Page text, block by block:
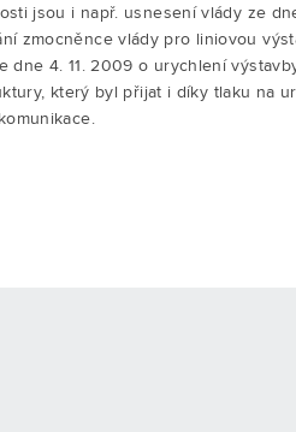
jsou i např. usnesení vlády ze
zmocněnce vlády pro liniovou
dne 4. 11. 2009 o urychlení
který byl přijat i díky tlaku na